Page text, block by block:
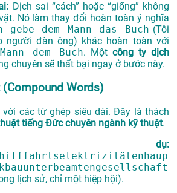
Dịch sai “cách” hoặc “giống” không
Nó làm thay đổi hoàn toàn ý nghĩa
gebe dem Mann das Buch (Tôi
người đàn ông) khác hoàn toàn với
dem Buch. Một công ty dịch
chuyên sẽ thất bại ngay ở bước này.
Words)
các từ ghép siêu dài. Đây là thách
tiếng Đức chuyên ngành kỹ thuật.
dụ:
lịch sử, chỉ một hiệp hội).